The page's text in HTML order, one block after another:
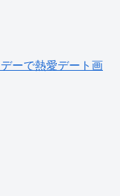
ーで熱愛デート画